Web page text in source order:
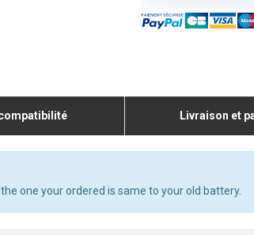
Livraison et
one your ordered is same to your old battery.